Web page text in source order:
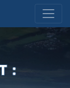
: